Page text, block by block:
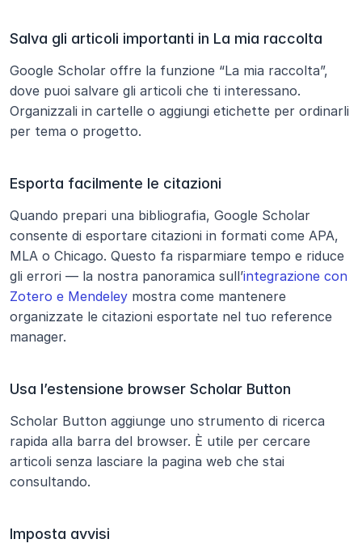
Salva gli articoli importanti in La mia raccolta
Google Scholar offre la funzione “La mia raccolta”,
dove puoi salvare gli articoli che ti interessano.
Organizzali in cartelle o aggiungi etichette per ordinarli
per tema o progetto.
Esporta facilmente le citazioni
Quando prepari una bibliografia, Google Scholar
consente di esportare citazioni in formati come APA,
MLA o Chicago. Questo fa risparmiare tempo e riduce
gli errori — la nostra panoramica sull’integrazione con
Zotero e Mendeley mostra come mantenere
organizzate le citazioni esportate nel tuo reference
manager.
Usa l’estensione browser Scholar Button
Scholar Button aggiunge uno strumento di ricerca
rapida alla barra del browser. È utile per cercare
articoli senza lasciare la pagina web che stai
consultando.
Imposta avvisi